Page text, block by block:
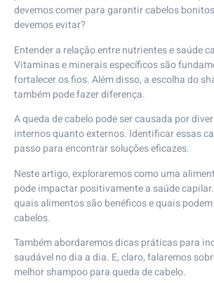
devemos comer para garantir cabelos
devemos evitar?
Entender a relação entre nutrientes e saúde
Vitaminas e minerais específicos são
fortalecer os fios. Além disso, a escolha do
também pode fazer diferença.
A queda de cabelo pode ser causada por
internos quanto externos. Identificar essas
passo para encontrar soluções eficazes.
Neste artigo, exploraremos como uma
pode impactar positivamente a saúde
quais alimentos são benéficos e quais
cabelos.
Também abordaremos dicas práticas para
saudável no dia a dia. E, claro, falaremos
melhor shampoo para queda de cabelo.